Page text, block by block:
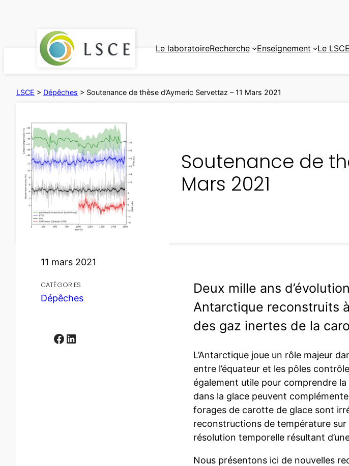
Le laboratoireRecherche Enseignement Le
LSCE > Dépêches > Soutenance de thèse d’Aymeric Servettaz – 11 Mars 2021
Soutenance de
Mars 2021
11 mars 2021
CATÉGORIES
Dépêches
Facebook LinkedIn
Deux mille ans
Antarctique reconstruits
des gaz inertes de la
L’Antarctique joue un rôle majeur
entre l’équateur et les pôles
également utile pour comprendre
dans la glace peuvent
forages de carotte de glace sont
reconstructions de température
résolution temporelle résultant
Nous présentons ici de nouvelles